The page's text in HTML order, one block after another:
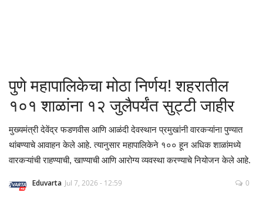
गॅलरी
Language
पुणे महापालिकेचा मोठा निर्णय! शहरातील
१०१ शाळांना १२ जुलैपर्यंत सुट्टी जाहीर
मुख्यमंत्री देवेंद्र फडणवीस आणि आळंदी देवस्थान प्रमुखांनी वारकऱ्यांना पुण्यात
थांबण्याचे आवाहन केले आहे. त्यानुसार महापालिकेने १०० हून अधिक शाळांमध्ये
वारकऱ्यांची राहण्याची, खाण्याची आणि आरोग्य व्यवस्था करण्याचे नियोजन केले आहे.
Eduvarta Jul 7, 2026 - 12:59 0